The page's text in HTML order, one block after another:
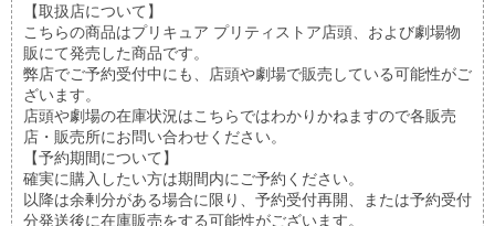
【取扱店について】
こちらの商品はプリキュア プリティストア店頭、および劇場物
販にて発売した商品です。
弊店でご予約受付中にも、店頭や劇場で販売している可能性がご
ざいます。
店頭や劇場の在庫状況はこちらではわかりかねますので各販売
店・販売所にお問い合わせください。
【予約期間について】
確実に購入したい方は期間内にご予約ください。
以降は余剰分がある場合に限り、予約受付再開、または予約受付
分発送後に在庫販売をする可能性がございます。